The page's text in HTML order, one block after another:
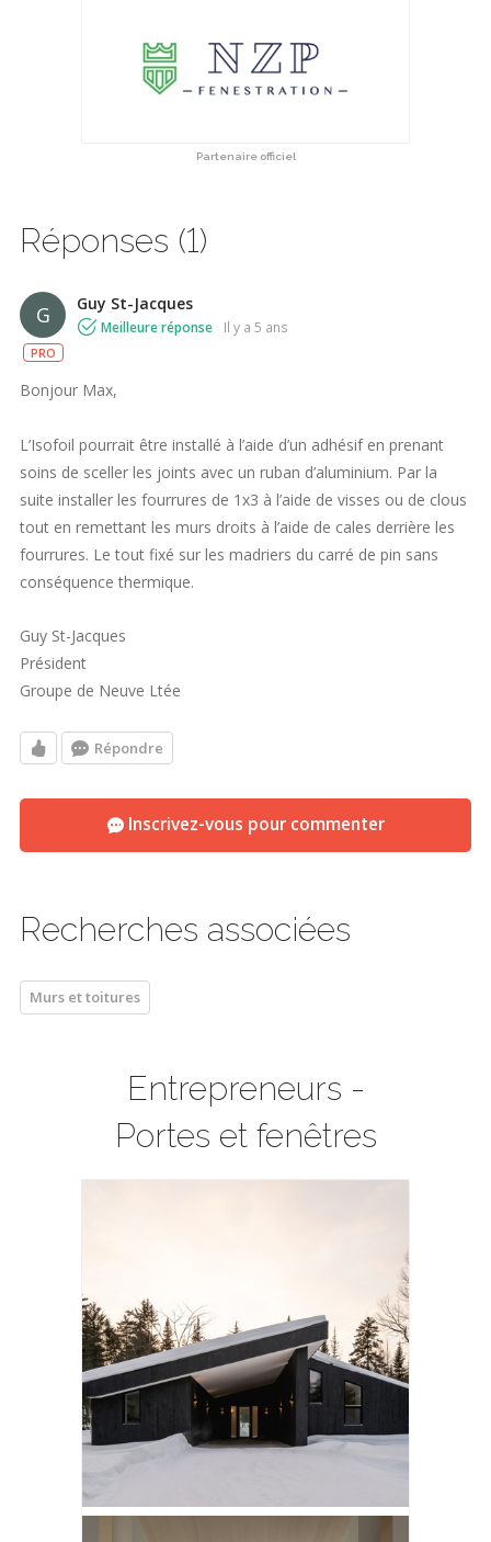
Partenaire officiel
Réponses (1)
G
PRO
Guy St-Jacques
Meilleure réponse il y a 5 ans
Bonjour Max,
L’Isofoil pourrait être installé à l’aide d’un adhésif en prenant
soins de sceller les joints avec un ruban d’aluminium. Par la
suite installer les fourrures de 1x3 à l’aide de visses ou de clous
tout en remettant les murs droits à l’aide de cales derrière les
fourrures. Le tout fixé sur les madriers du carré de pin sans
conséquence thermique.
Guy St-Jacques
Président
Groupe de Neuve Ltée
Répondre
Inscrivez-vous pour commenter
Recherches associées
Murs et toitures
Entrepreneurs -
Portes et fenêtres